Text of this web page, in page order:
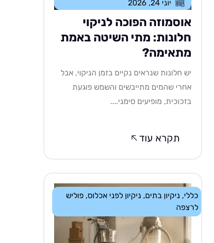
יוני 24, 2026
אוסמוזה הפוכה לניקוי
חלונות: מתי השיטה באמת
מתאימה?
יש חלונות שנראים נקיים בזמן הניקוי, אבל
אחרי שהמים מתייבשים והשמש פוגעת
בזכוכית, מופיעים סימני....
תקרא עוד
כללי, ניקיון בתים, ניקיון לפני אכלוס,פוליש
לרצפה